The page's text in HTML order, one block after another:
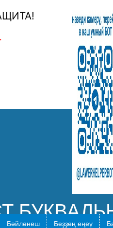
Бәйләнеш Беҙҙең еңеү